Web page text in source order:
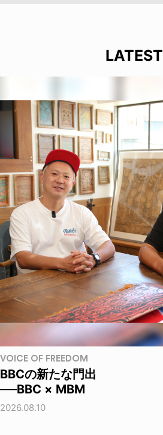
LATEST
VOICE OF FREEDOM
BBCの新たな門出
──BBC × MBM
2026.08.10